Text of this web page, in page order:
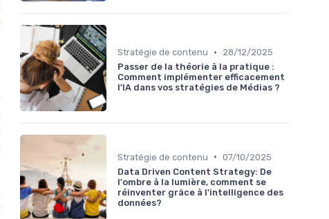
Stratégie de contenu •
28/12/2025
Passer de la théorie à la pratique :
Comment implémenter efficacement
l'IA dans vos stratégies de Médias ?
Stratégie de contenu • 07/10/2025
Data Driven Content Strategy: De
l'ombre à la lumière, comment se
réinventer grâce à l'intelligence des
données?